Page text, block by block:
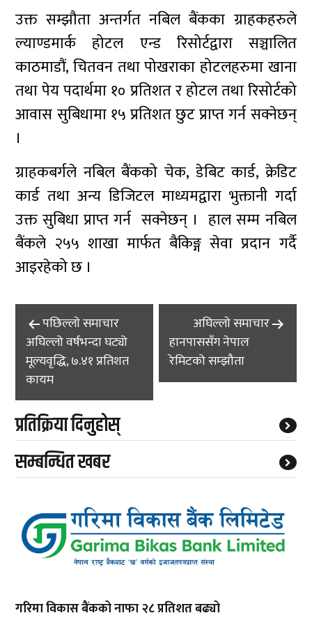
उक्त सम्झौता अन्तर्गत नबिल बैंकका ग्राहकहरुले
ल्याण्डमार्क होटल एन्ड रिसोर्टद्वारा सञ्चालित
काठमाडौं, चितवन तथा पोखराका होटलहरुमा खाना
तथा पेय पदार्थमा १० प्रतिशत र होटल तथा रिसोर्टको
आवास सुबिधामा १५ प्रतिशत छुट प्राप्त गर्न सक्नेछन्
।
ग्राहकबर्गले नबिल बैंकको चेक, डेबिट कार्ड, क्रेडिट
कार्ड तथा अन्य डिजिटल माध्यमद्वारा भुक्तानी गर्दा
उक्त सुबिधा प्राप्त गर्न सक्नेछन् । हाल सम्म नबिल
बैंकले २५५ शाखा मार्फत बैकिङ्ग सेवा प्रदान गर्दै
आइरहेको छ ।
Post
navigation
पछिल्लाे समाचार
अघिल्लो वर्षभन्दा घट्यो
मूल्यवृद्धि, ७.४१ प्रतिशत
कायम
अघिल्लाे समाचार
हानपाससँग नेपाल
रेमिटको सम्झौता
प्रतिक्रिया दिनुहोस्
सम्बन्धित खबर
गरिमा विकास बैंकको नाफा २८ प्रतिशत बढ्यो